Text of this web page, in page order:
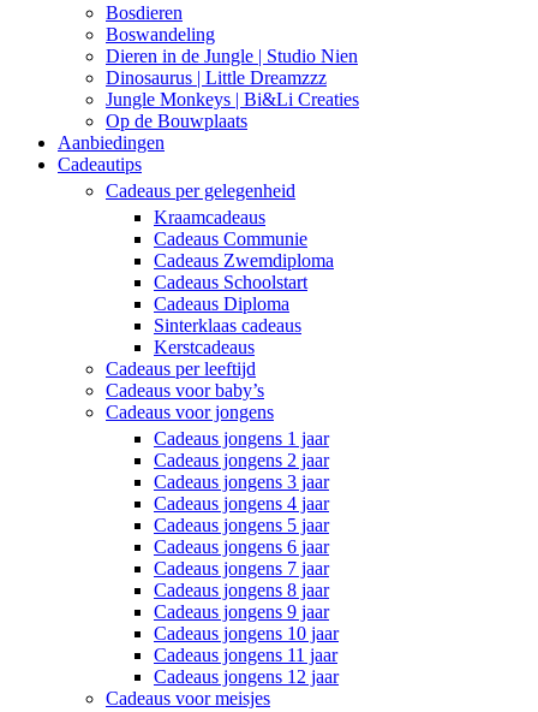
Bosdieren
Boswandeling
Dieren in de Jungle | Studio Nien
Dinosaurus | Little Dreamzzz
Jungle Monkeys | Bi&Li Creaties
Op de Bouwplaats
Aanbiedingen
Cadeautips
Cadeaus per gelegenheid
Kraamcadeaus
Cadeaus Communie
Cadeaus Zwemdiploma
Cadeaus Schoolstart
Cadeaus Diploma
Sinterklaas cadeaus
Kerstcadeaus
Cadeaus per leeftijd
Cadeaus voor baby’s
Cadeaus voor jongens
Cadeaus jongens 1 jaar
Cadeaus jongens 2 jaar
Cadeaus jongens 3 jaar
Cadeaus jongens 4 jaar
Cadeaus jongens 5 jaar
Cadeaus jongens 6 jaar
Cadeaus jongens 7 jaar
Cadeaus jongens 8 jaar
Cadeaus jongens 9 jaar
Cadeaus jongens 10 jaar
Cadeaus jongens 11 jaar
Cadeaus jongens 12 jaar
Cadeaus voor meisjes